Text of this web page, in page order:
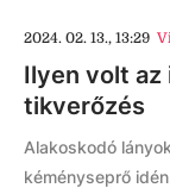
2024. 02. 13., 13:29
Ilyen volt az
tikverőzés
Alakoskodó
kéményseprő